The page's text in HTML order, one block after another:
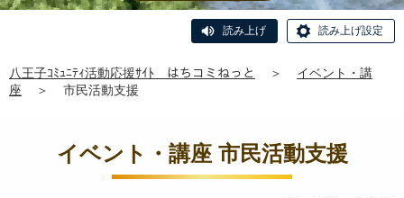
読み上げ 読み上げ設定
八王子ｺﾐｭﾆﾃｨ活動応援ｻｲﾄ はちコミねっと ＞
イベント・講
座
＞ 市民活動支援
イベント・講座 市民活動支援